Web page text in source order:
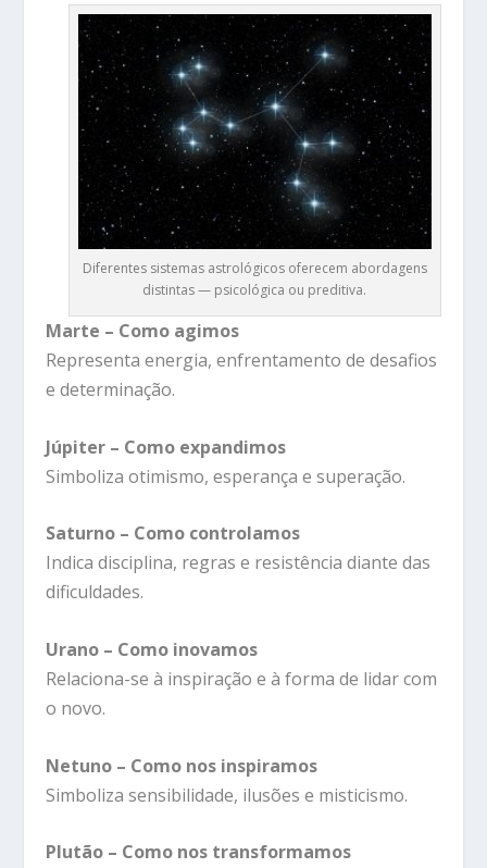
Diferentes sistemas astrológicos oferecem abordagens
distintas — psicológica ou preditiva.
Marte – Como agimos
Representa energia, enfrentamento de desafios
e determinação.
Júpiter – Como expandimos
Simboliza otimismo, esperança e superação.
Saturno – Como controlamos
Indica disciplina, regras e resistência diante das
dificuldades.
Urano – Como inovamos
Relaciona-se à inspiração e à forma de lidar com
o novo.
Netuno – Como nos inspiramos
Simboliza sensibilidade, ilusões e misticismo.
Plutão – Como nos transformamos